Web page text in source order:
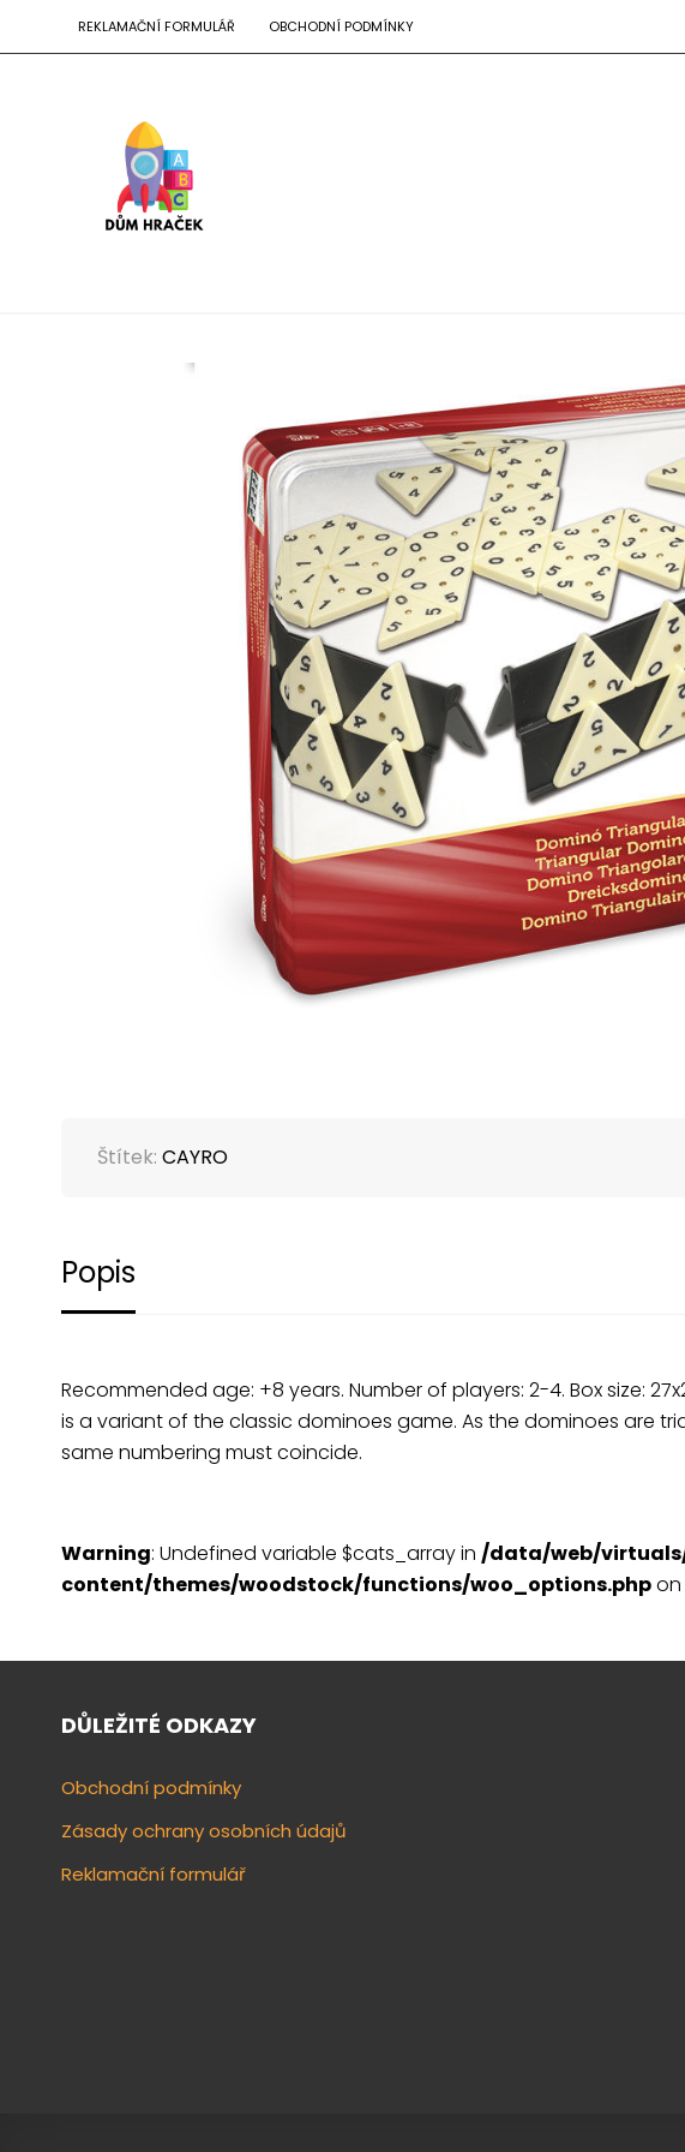
REKLAMAČNÍ FORMULÁŘ OBCHODNÍ PODMÍNKY
Štítek: CAYRO
Popis
Recommended age: +8 years. Number of players: 2-4. Box size:
is a variant of the classic dominoes game. As the dominoes are
same numbering must coincide.
Warning: Undefined variable $cats_array in /data/web/
content/themes/woodstock/functions/woo_options.phpon
DŮLEŽITÉ ODKAZY
Obchodní podmínky
Zásady ochrany osobních údajů
Reklamační formulář